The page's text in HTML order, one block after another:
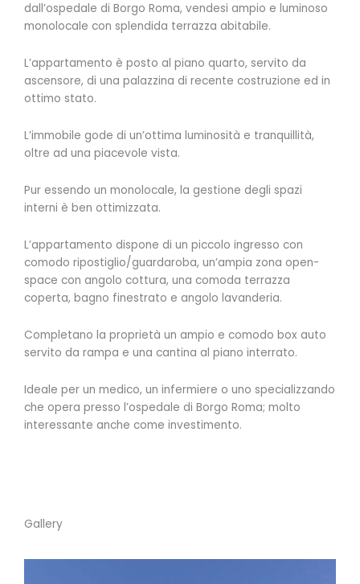
dall’ospedale di Borgo Roma, vendesi ampio e luminoso
monolocale con splendida terrazza abitabile.
L’appartamento è posto al piano quarto, servito da
ascensore, di una palazzina di recente costruzione ed in
ottimo stato.
L’immobile gode di un’ottima luminosità e tranquillità,
oltre ad una piacevole vista.
Pur essendo un monolocale, la gestione degli spazi
interni è ben ottimizzata.
L’appartamento dispone di un piccolo ingresso con
comodo ripostiglio/guardaroba, un’ampia zona open-
space con angolo cottura, una comoda terrazza
coperta, bagno finestrato e angolo lavanderia.
Completano la proprietà un ampio e comodo box auto
servito da rampa e una cantina al piano interrato.
Ideale per un medico, un infermiere o uno specializzando
che opera presso l’ospedale di Borgo Roma; molto
interessante anche come investimento.
Gallery